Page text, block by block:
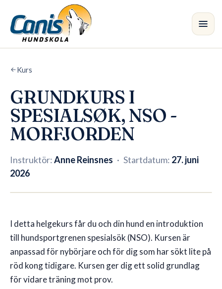
Hoppa till huvudinnehållet
Kurs
Avdelningar
Instruktörer
Blogg
Kurs
GRUNDKURS I
SPESIALSØK, NSO -
MORFJORDEN
Instruktör:Anne Reinsnes · Startdatum: 27. juni
2026
I detta helgekurs får du och din hund en introduktion
till hundsportgrenen spesialsök (NSO). Kursen är
anpassad för nybörjare och för dig som har sökt lite på
röd kong tidigare. Kursen ger dig ett solid grundlag
för vidare träning mot prov.